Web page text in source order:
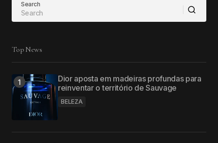
Search
Top News
Dior aposta em madeiras profundas para
reinventar o território de Sauvage
BELEZA